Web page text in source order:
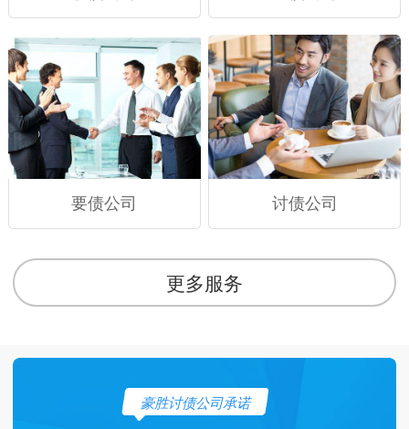
要债公司 讨债公司
更多服务
豪胜讨债公司承诺